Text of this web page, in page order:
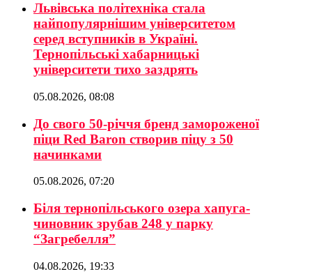
Львівська політехніка стала
найпопулярнішим університетом
серед вступників в Україні.
Тернопільські хабарницькі
університети тихо заздрять
05.08.2026, 08:08
До свого 50-річчя бренд замороженої
піци Red Baron створив піцу з 50
начинками
05.08.2026, 07:20
Біля тернопільського озера хапуга-
чиновник зрубав 248 у парку
“Загребелля”
04.08.2026, 19:33